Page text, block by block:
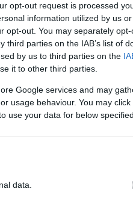
opt-out request is processed
information utilized by us
opt-out. You may separately
parties on the IAB’s list of
by us to third parties on the
it to other third parties.
Google services and may
usage behaviour. You may
use your data for below
data.